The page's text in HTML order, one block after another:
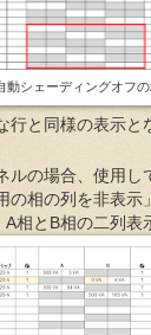
動シェーディングオフ
と同様の表示と
ルの場合、使用
の相の列を非表
相とB相の二列表